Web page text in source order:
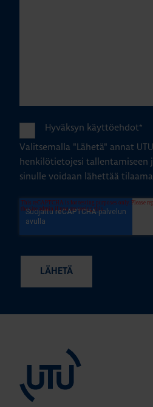
Hyväksyn käyttöehdot*
Valitsemalla "Lähetä" annat
henkilötietojesi tallentamiseen
sinulle voidaan lähettää